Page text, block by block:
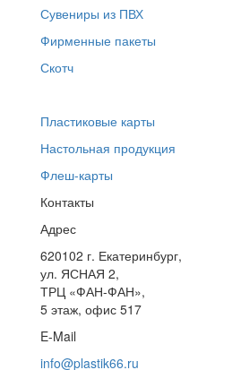
Сувениры из ПВХ
Фирменные пакеты
Скотч
Пластиковые карты
Настольная продукция
Флеш-карты
Контакты
Адрес
620102 г. Екатеринбург,
ул. ЯСНАЯ 2,
ТРЦ «ФАН-ФАН»,
5 этаж, офис 517
E-Mail
info@plastik66.ru